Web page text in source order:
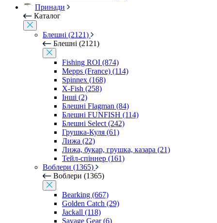
Принади
Каталог
Блешні (2121)
Блешні (2121)
Fishing ROI (874)
Mepps (France) (114)
Spinnex (168)
X-Fish (258)
Інші (2)
Блешні Flagman (84)
Блешні FUNFISH (114)
Блешні Select (242)
Грушка-Куля (61)
Лижа (22)
Лижа, букар, грушка, казара (21)
Тейл-спіннер (161)
Воблери (1365)
Воблери (1365)
Bearking (667)
Golden Catch (29)
Jackall (118)
Savage Gear (6)